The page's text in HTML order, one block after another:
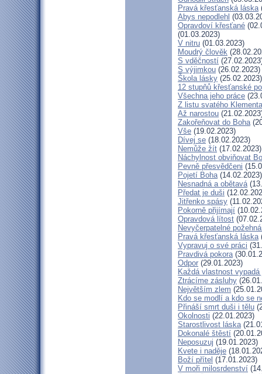
Pravá křesťanská láska
Abys nepodlehl
Opravdoví křesťané
(01.03.2023)
V nitru (01.03.2023)
Moudrý člověk
S vděčností
S výjimkou (26.02.2023)
Škola lásky (25.02.2023)
12 stupňů křesťanské
Všechna jeho práce
Z listu svatého
Až narostou
Zakořeňovat do Boha
Vše (19.02.2023)
Dívej se (18.02.2023)
Nemůže žít (17.02.2023)
Náchylnost obviňovat
Pevně přesvědčeni
Pojetí Boha(14.02.2023)
Nesnadná a obětavá
Předat je duši
Jitřenko spásy
Pokorně přijímají
Opravdová lítost
Nevyčerpatelné
Pravá křesťanská láska
Vypravuj o své práci
Pravdivá pokora
Odpor (29.01.2023)
Každá vlastnost vypadá
Ztrácíme zásluhy
Největším zlem
Kdo se modlí a kdo se
Přináší smrt duši i tělu
Okolnosti (22.01.2023)
Starostlivost láska
Dokonalé štěstí
Neposuzuj (19.01.2023)
Kvete i naděje
Boží přítel (17.01.2023)
V moři milosrdenství